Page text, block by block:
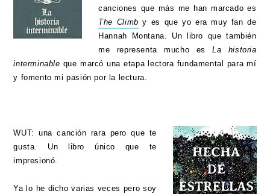
canciones que más me han marcado es
The Climb y es que yo era muy fan de
Hannah Montana. Un libro que también
me representa mucho esLa historia
interminable que marcó una etapa lectora fundamental para mí
y fomento mi pasión por la lectura.
WUT: una canción rara pero que te
gusta. Un libro único que te
impresionó.
Ya lo he dicho varias veces pero soy